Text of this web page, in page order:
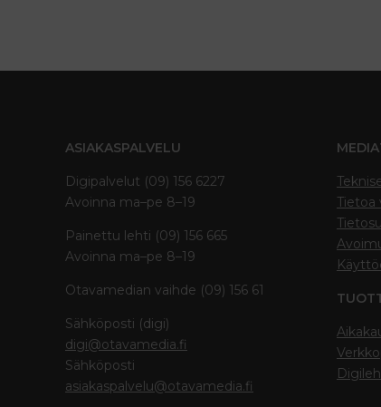
ASIAKASPALVELU
Digipalvelut (09) 156 6227
Avoinna ma–pe 8–19
Painettu lehti (09) 156 665
Avoinna ma–pe 8–19
Otavamedian vaihde (09) 156 61
Sähköposti (digi)
digi@otavamedia.fi
Sähköposti
asiakaspalvelu@otavamedia.fi
Tietoa